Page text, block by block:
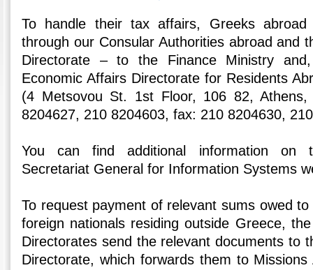
To handle their tax affairs, Greeks abroad
through our Consular Authorities abroad and
Directorate – to the Finance Ministry
Economic Affairs Directorate for Residents
(4 Metsovou St. 1st Floor, 106 82,
8204627, 210 8204603, fax: 210 8204630,
You can find additional information on
Secretariat General for Information Systems
To request payment of relevant sums owed
foreign nationals residing outside Greece,
Directorates send the relevant documents to
Directorate, which forwards them to